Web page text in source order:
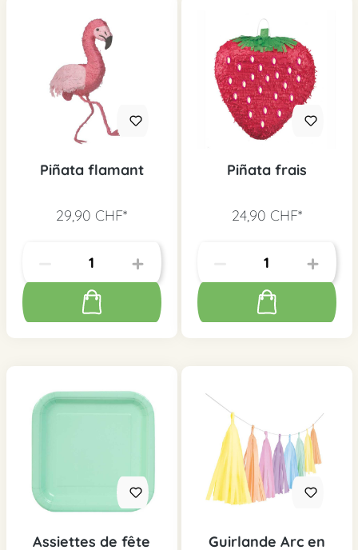
Piñata flamant
29,90 CHF*
Piñata frais
24,90 CHF*
Assiettes de fête Guirlande Arc en